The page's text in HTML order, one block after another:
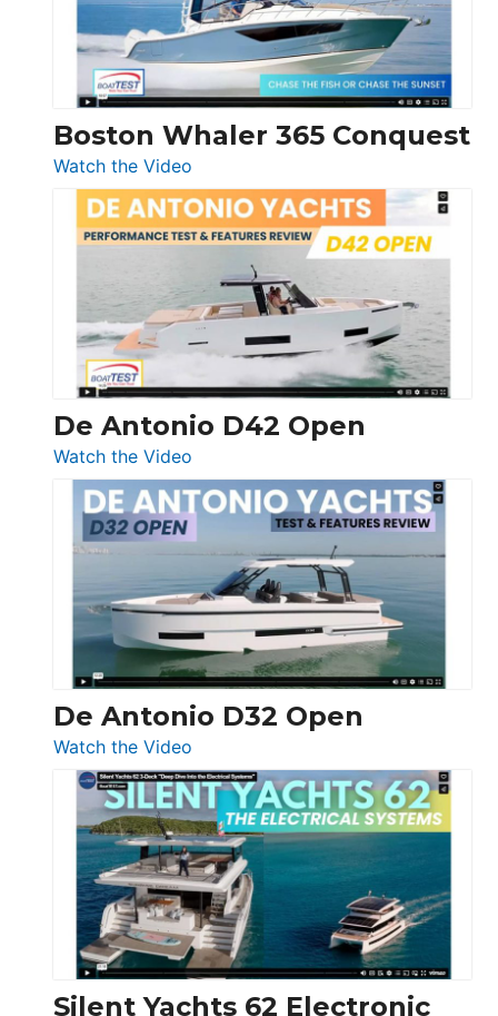
Boston Whaler 365 Conquest
Watch the Video
Boston
Whaler
365
Conquest
De Antonio D42 Open
Watch the Video
De
Antonio
D42
Open
De Antonio D32 Open
Watch the Video
De
Antonio
D32
Open
Silent Yachts 62 Electronic